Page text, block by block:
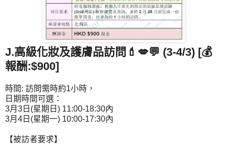
J.高級化妝及護膚品訪問💄💋💬 (3-4/3) [💰
報酬:$900]
時間: 訪問需時約1小時，
日期時間可選：
3月3日(星期日) 11:00-18:30內
3月4日(星期一) 10:00-17:30內
【被訪者要求】